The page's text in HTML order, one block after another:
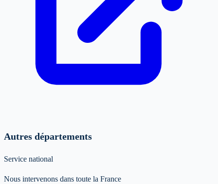
Autres départements
Service national
Nous intervenons dans toute la France